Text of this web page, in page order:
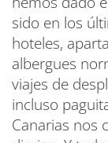
sido en los
hoteles,
albergues
viajes de
incluso
Canarias nos